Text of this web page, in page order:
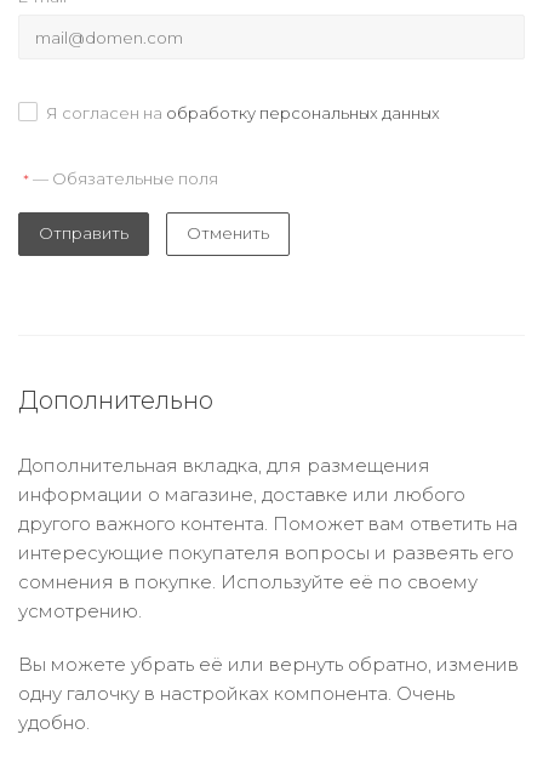
Я согласен на обработку персональных данных
* — Обязательные поля
Отправить Отменить
Дополнительно
Дополнительная вкладка, для размещения
информации о магазине, доставке или любого
другого важного контента. Поможет вам ответить на
интересующие покупателя вопросы и развеять его
сомнения в покупке. Используйте её по своему
усмотрению.
Вы можете убрать её или вернуть обратно, изменив
одну галочку в настройках компонента. Очень
удобно.